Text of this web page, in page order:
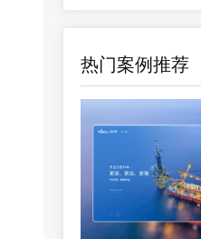
热门案例推荐